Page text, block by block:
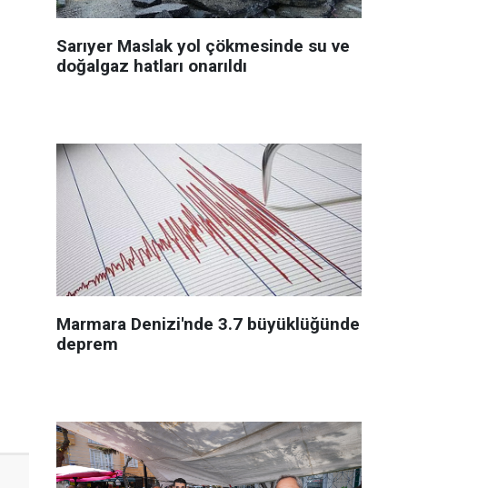
Sarıyer Maslak yol çökmesinde su ve
doğalgaz hatları onarıldı
Marmara Denizi'nde 3.7 büyüklüğünde
deprem